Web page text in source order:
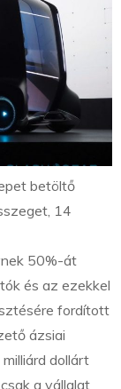
betöltő
14
50%-át
és az ezekkel
fordított
ázsiai
dollárt
a vállalat